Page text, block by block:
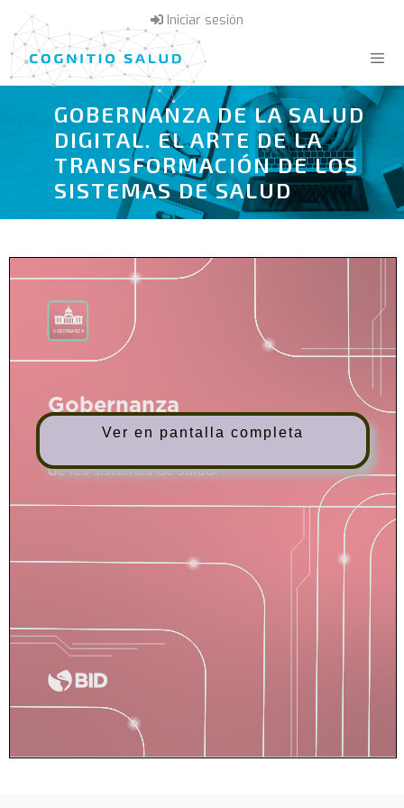
Saltar
contenido
Iniciar sesión
Menú
GOBERNANZA DE LA SALUD
DIGITAL. EL ARTE DE LA
TRANSFORMACIÓN DE LOS
SISTEMAS DE SALUD
Ver en pantalla completa